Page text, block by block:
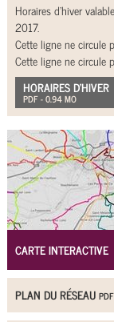
Horaires d’hiver
2017.
Cette ligne ne circule
Cette ligne ne circule
HORAIRES D’HIVER
PDF - 0.94 MO
CARTE INTERACTIVE
PLAN DU RÉSEAU